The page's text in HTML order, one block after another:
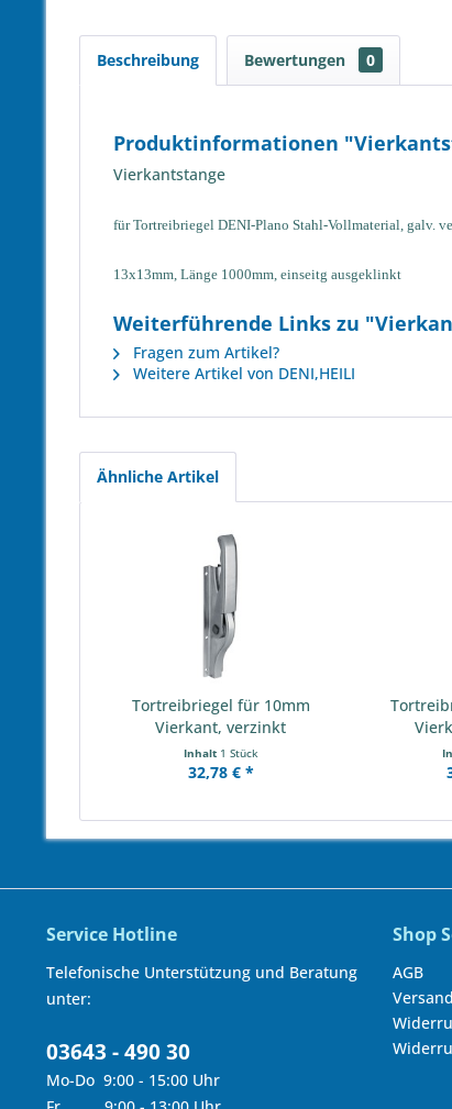
Beschreibung Bewertungen 0
Produktinformationen
Vierkantstange
für Tortreibriegel DENI-Plano Stahl-Vollmaterial, galv.
13x13mm, Länge 1000mm, einseitg ausgeklinkt
Weiterführende Links zu
Fragen zum Artikel?
Weitere Artikel von DENI,HEILI
Ähnliche Artikel
Tortreibriegel für 10mm
Vierkant, verzinkt
Inhalt 1 Stück
32,78 € *
Service Hotline
Telefonische Unterstützung und Beratung
unter:
03643 - 490 30
Mo-Do 9:00 - 15:00 Uhr
Shop
AGB